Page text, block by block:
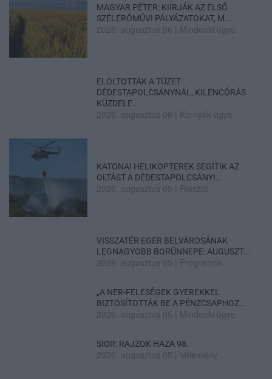
MAGYAR PÉTER: KIÍRJÁK AZ ELSŐ
SZÉLERŐMŰVI PÁLYÁZATOKAT, M...
2026. augusztus 06 Mindenki ügye
ELOLTOTTÁK A TÜZET
DÉDESTAPOLCSÁNYNÁL, KILENCÓRÁS
KÜZDELE...
2026. augusztus 06 Környék ügye
KATONAI HELIKOPTEREK SEGÍTIK AZ
OLTÁST A DÉDESTAPOLCSÁNYI...
2026. augusztus 05 Riasztó
VISSZATÉR EGER BELVÁROSÁNAK
LEGNAGYOBB BORÜNNEPE: AUGUSZT...
2026. augusztus 05 Programok
„A NER-FELESÉGEK GYEREKKEL
BIZTOSÍTOTTÁK BE A PÉNZCSAPHOZ...
2026. augusztus 05 Mindenki ügye
SIOR: RAJZOK HAZA 98.
2026. augusztus 05 Vélemény